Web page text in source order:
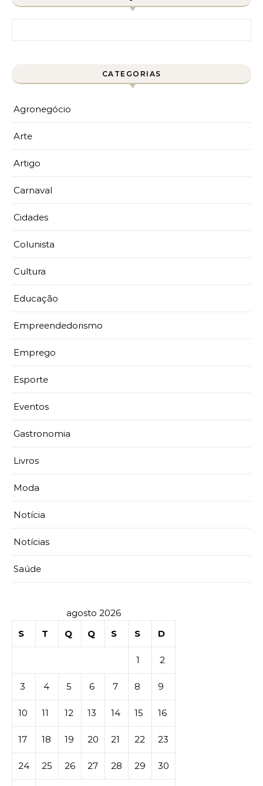
CATEGORIAS
Agronegócio
Arte
Artigo
Carnaval
Cidades
Colunista
Cultura
Educação
Empreendedorismo
Emprego
Esporte
Eventos
Gastronomia
Livros
Moda
Notícia
Notícias
Saúde
agosto 2026
S
T Q Q S S D
1 2
3 4 5 6 7 8 9
10 11 12 13 14 15 16
17 18 19 20 21 22 23
24 25 26 27 28 29 30